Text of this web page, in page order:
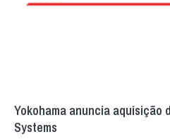
Yokohama anuncia aquisição
Systems